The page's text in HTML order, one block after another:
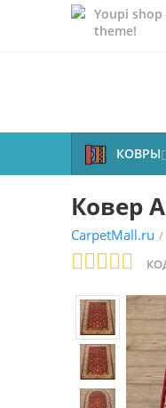
Youpi shop
theme!
КОВРЫ
Ковер
CarpetMall.ru /